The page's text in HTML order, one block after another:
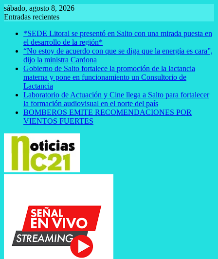
Saltar
al
sábado, agosto 8, 2026
Entradas recientes
*SEDE Litoral se presentó en Salto con una mirada puesta en
el desarrollo de la región*
“No estoy de acuerdo con que se diga que la energía es cara”,
dijo la ministra Cardona
Gobierno de Salto fortalece la promoción de la lactancia
materna y pone en funcionamiento un Consultorio de
Lactancia
Laboratorio de Actuación y Cine llega a Salto para fortalecer
la formación audiovisual en el norte del país
BOMBEROS EMITE RECOMENDACIONES POR
VIENTOS FUERTES